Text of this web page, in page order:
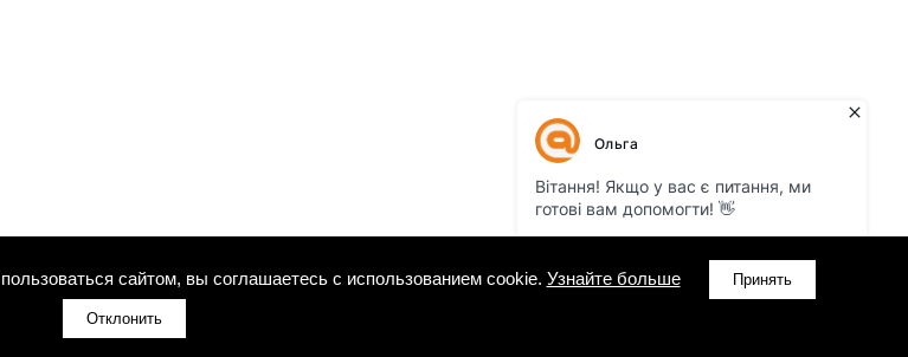
сайтом, вы соглашаетесь с использованием cookie. Узнайте больше Принять
Отклонить